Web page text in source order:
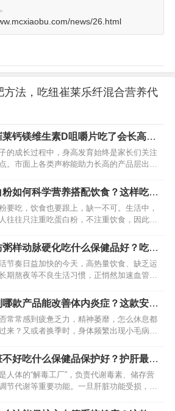
news/26.html
方法，吃纽崔莱乐纤混合营养代
莱钙镁维生素D咀嚼片吃了会长高
我来为你详细揭秘
的成长过程中，身高发育始终是家长们关注
。市面上各类声称能助力长高的产品层出不
待，希望这款产品能成为孩子长高的“秘密武
那么，吃了纽崔莱维生素D咀嚼片真的会长高
下来就为你深入揭秘。…
粉如何科学营养搭配饮食？这样吃让
加健康
要吃，饮食也要跟上，缺一不可。生活中，
往往只注重吃蛋白粉，不注重饮食，因此，
所以，在吃蛋白粉的时候，我们也要跟上饮
样才能让你吃出健康。…
粥样动脉硬化吃什么保健品好？吃这
崔莱汉本萃葆芯饮品最好
节奏日益加快的今天，高热量饮食、缺乏运
期熬夜等不良生活习惯，正悄然加速血管的
”，其发病隐匿却危害巨大。当血管壁逐渐堆
斑块，狭窄的血管不仅会阻碍血液流动，还
发心肌梗死、脑卒中 等致命疾病。而科学选
品，成为许多人主动预防…
哪款产品能改善体内炎症？这款安利
可以改善肠胃炎症
常常感到疲惫乏力，精神萎靡，怎么休息都
来？又或者换季时，身体频繁出现小毛病，
症状，很可能是体内炎症在悄悄作祟。慢性
仅会影响日常生活，长期积累还可能引发一
康问题，如心血管疾病、糖尿病、关节炎
要消除体内炎症，除了保持良好的生…
不好吃什么保健品保护好？护肝最好
健品推荐
人体的“解毒工厂”，负责代谢毒素、储存营
节代谢等重要功能。一旦肝脏功能受损，不